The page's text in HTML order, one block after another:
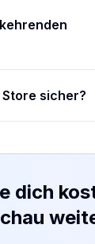
sicher?
dich